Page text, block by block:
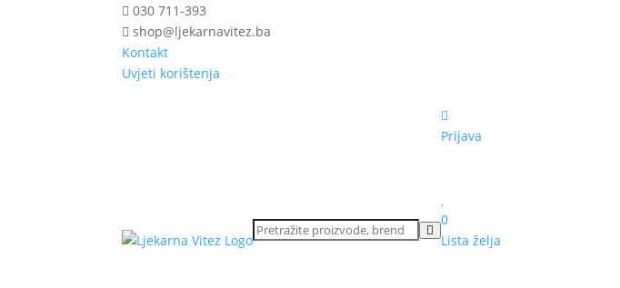
030 711-393
shop@ljekarnavitez.ba
Kontakt
Uvjeti korištenja
Prijava
0
Lista želja